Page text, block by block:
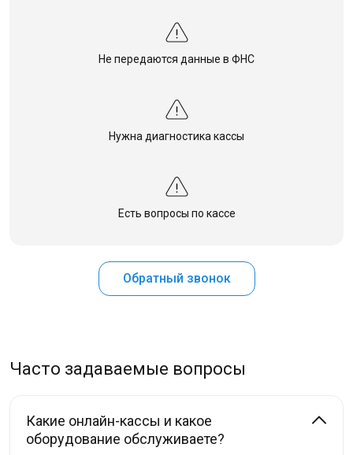
Обратный звонок
Не передаются данные в ФНС
Нужна диагностика кассы
Есть вопросы по кассе
Часто задаваемые вопросы
Какие онлайн-кассы и какое
оборудование обслуживаете?